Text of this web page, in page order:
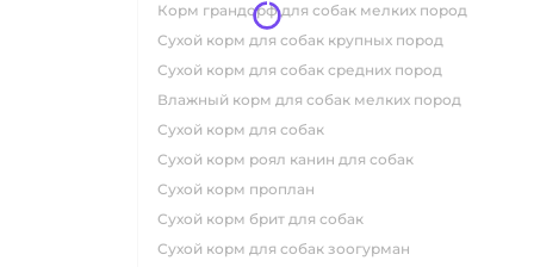
корм грандорф для собак мелких пород
сухой корм для собак крупных пород
сухой корм для собак средних пород
влажный корм для собак мелких пород
сухой корм для собак
сухой корм роял канин для собак
сухой корм проплан
сухой корм брит для собак
сухой корм для собак зоогурман